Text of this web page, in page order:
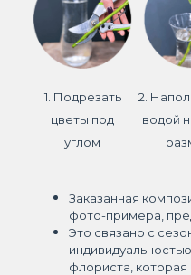
1. Подрезать
цветы под
углом
2.
водой
Заказанная
фото-примера,
Это связано с
флориста,